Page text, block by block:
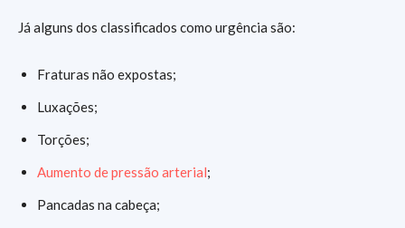
Já alguns dos classificados como urgência são:
Fraturas não expostas;
Luxações;
Torções;
Aumento de pressão arterial;
Pancadas na cabeça;